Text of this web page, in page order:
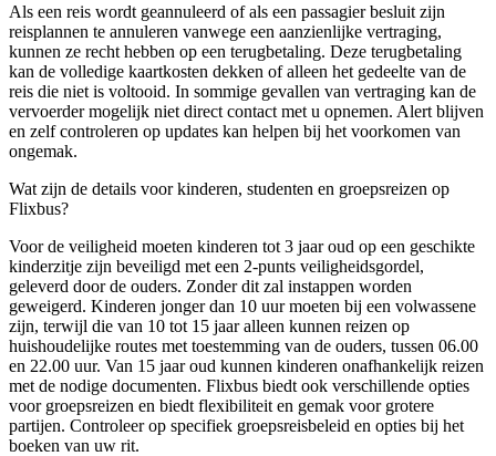
Als een reis wordt geannuleerd of als een passagier besluit zijn
reisplannen te annuleren vanwege een aanzienlijke vertraging,
kunnen ze recht hebben op een terugbetaling. Deze terugbetaling
kan de volledige kaartkosten dekken of alleen het gedeelte van de
reis die niet is voltooid. In sommige gevallen van vertraging kan de
vervoerder mogelijk niet direct contact met u opnemen. Alert blijven
en zelf controleren op updates kan helpen bij het voorkomen van
ongemak.
Wat zijn de details voor kinderen, studenten en groepsreizen op
Flixbus?
Voor de veiligheid moeten kinderen tot 3 jaar oud op een geschikte
kinderzitje zijn beveiligd met een 2-punts veiligheidsgordel,
geleverd door de ouders. Zonder dit zal instappen worden
geweigerd. Kinderen jonger dan 10 uur moeten bij een volwassene
zijn, terwijl die van 10 tot 15 jaar alleen kunnen reizen op
huishoudelijke routes met toestemming van de ouders, tussen 06.00
en 22.00 uur. Van 15 jaar oud kunnen kinderen onafhankelijk reizen
met de nodige documenten. Flixbus biedt ook verschillende opties
voor groepsreizen en biedt flexibiliteit en gemak voor grotere
partijen. Controleer op specifiek groepsreisbeleid en opties bij het
boeken van uw rit.